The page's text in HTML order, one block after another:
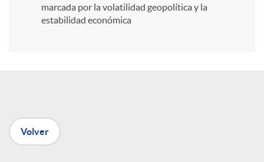
n
marcada por la volatilidad geopolítica y la
estabilidad económica
Volver